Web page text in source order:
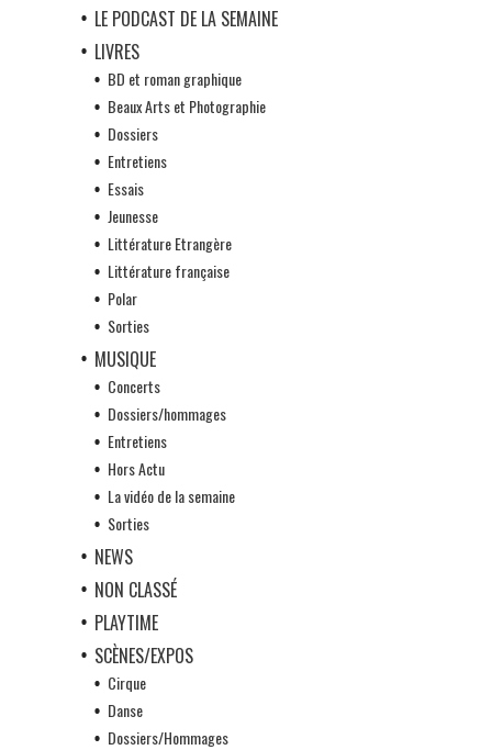
LE PODCAST DE LA SEMAINE
LIVRES
BD et roman graphique
Beaux Arts et Photographie
Dossiers
Entretiens
Essais
Jeunesse
Littérature Etrangère
Littérature française
Polar
Sorties
MUSIQUE
Concerts
Dossiers/hommages
Entretiens
Hors Actu
La vidéo de la semaine
Sorties
NEWS
NON CLASSÉ
PLAYTIME
SCÈNES/EXPOS
Cirque
Danse
Dossiers/Hommages